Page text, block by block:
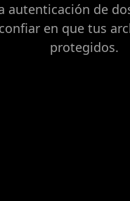
autenticación de
en que tus
protegidos.